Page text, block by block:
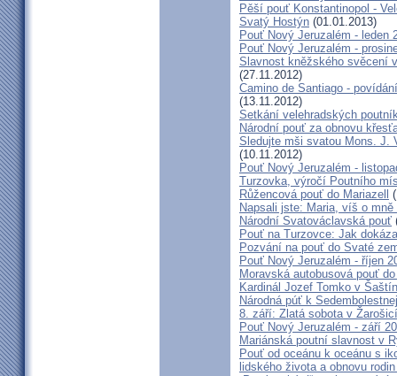
Pěší pouť Konstantinopol -
Svatý Hostýn (01.01.2013)
Pouť Nový Jeruzalém - leden
Pouť Nový Jeruzalém -
Slavnost kněžského svěcení
(27.11.2012)
Camino de Santiago -
(13.11.2012)
Setkání velehradských
Národní pouť za obnovu
Sledujte mši svatou Mons. J.
(10.11.2012)
Pouť Nový Jeruzalém -
Turzovka, výročí Poutního
Růžencová pouť do Mariazell
Napsali jste: Maria, víš o mně
Národní Svatováclavská pouť
Pouť na Turzovce: Jak
Pozvání na pouť do Svaté
Pouť Nový Jeruzalém - říjen
Moravská autobusová pouť
Kardinál Jozef Tomko v
Národná púť k
8. září: Zlatá sobota v
Pouť Nový Jeruzalém - září
Mariánská poutní slavnost v
Pouť od oceánu k oceánu s
lidského života a obnovu